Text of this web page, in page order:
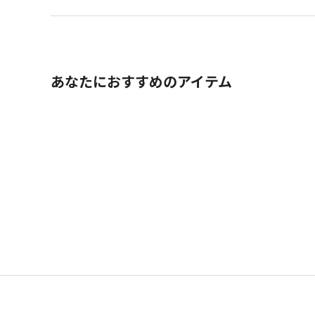
あなたにおすすめのアイテム